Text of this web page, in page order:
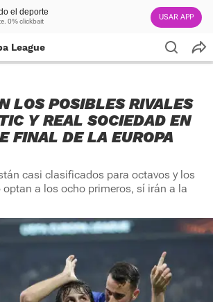
el deporte
0% clickbait USAR APP
League
LOS POSIBLES RIVALES
Y REAL SOCIEDAD EN
FINAL DE LA EUROPA
casi clasificados para octavos y los
a los ocho primeros, sí irán a la